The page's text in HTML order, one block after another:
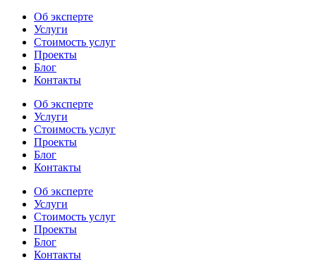
Об эксперте
Услуги
Стоимость услуг
Проекты
Блог
Контакты
Об эксперте
Услуги
Стоимость услуг
Проекты
Блог
Контакты
Об эксперте
Услуги
Стоимость услуг
Проекты
Блог
Контакты